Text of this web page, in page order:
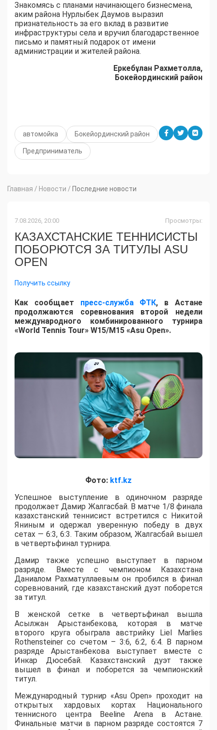
Знакомясь с планами начинающего бизнесмена,
аким района Нурлыбек Даумов выразил
признательность за его вклад в развитие
инфраструктуры села и вручил благодарственное
письмо и памятный подарок от имени
администрации и жителей района.
Еркебұлан Рахметолла,
Бокейординский район
автомойка Бокейординский район
Предприниматель
Главная / Новости / Последние новости
7.08.2026, 20:00 Просмотры:
КАЗАХСТАНСКИЕ ТЕННИСИСТЫ
ПОБОРЮТСЯ ЗА ТИТУЛЫ ASU
OPEN
Получить ссылку
Как сообщает пресс-служба ФТК, в Астане
продолжаются соревнования второй недели
международного комбинированного турнира
«World Tennis Tour» W15/M15 «Asu Open».
Фото: ktf.kz
Успешное выступление в одиночном разряде
продолжает Дамир Жалгасбай. В матче 1/8 финала
казахстанский теннисист встретился с Никитой
Яниным и одержал уверенную победу в двух
сетах — 6:3, 6:3. Таким образом, Жалгасбай вышел
в четвертьфинал турнира.
Дамир также успешно выступает в парном
разряде. Вместе с чемпионом Казахстана
Даниалом Рахматуллаевым он пробился в финал
соревнований, где казахстанский дуэт поборется
за титул.
В женской сетке в четвертьфинал вышла
Асылжан Арыстанбекова, которая в матче
второго круга обыграла австрийку Liel Marlies
Rothensteiner со счетом – 3:6, 6:2, 6:4. В парном
разряде Арыстанбекова выступает вместе с
Инкар Дюсебай. Казахстанский дуэт также
вышел в финал и поборется за чемпионский
титул.
Международный турнир «Asu Open» проходит на
открытых хардовых кортах Национального
теннисного центра Beeline Arena в Астане.
Финальные матчи в парном разряде состоятся 7